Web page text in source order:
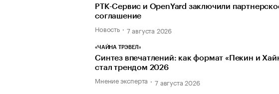
РТК-Сервис и OpenYard заключили
соглашение
Новость 7 августа 2026
«ЧАЙНА ТРЭВЕЛ»
Синтез впечатлений: как формат «Пекин и
стал трендом 2026
Мнение эксперта 7 августа 2026